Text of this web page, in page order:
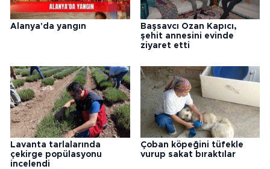
Alanya'da yangın
Başsavcı Ozan Kapıcı,
şehit annesini evinde
ziyaret etti
Lavanta tarlalarında
çekirge popülasyonu
incelendi
Çoban köpeğini tüfekle
vurup sakat bıraktılar